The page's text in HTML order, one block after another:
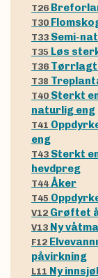
T26
T30
T33 Semi-
T35 Løs
T36
T38
T40 Sterkt
naturlig eng
T41
eng
T43 Sterkt
hevdpreg
T44 Åker
T45
V12 Grøftet
V13 Ny
F12
påvirkning
L11 Ny